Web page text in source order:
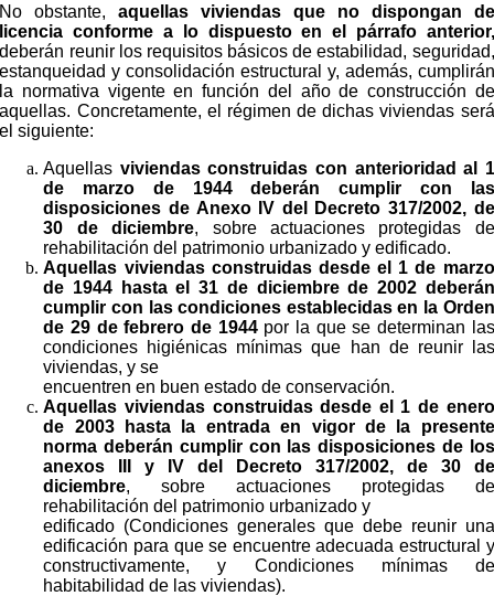
No obstante,aquellas viviendas que no dispongan de
licencia conforme a lo dispuesto en el párrafo anterior,
deberán reunir los requisitos básicos de estabilidad, seguridad,
estanqueidad y consolidación estructural y, además, cumplirán
la normativa vigente en función del año de construcción de
aquellas. Concretamente, el régimen de dichas viviendas será
el siguiente:
Aquellas viviendas construidas con anterioridad al 1
de marzo de 1944 deberán cumplir con las
disposiciones de Anexo IV del Decreto 317/2002, de
30 de diciembre, sobre actuaciones protegidas de
rehabilitación del patrimonio urbanizado y edificado.
Aquellas viviendas construidas desde el 1 de marzo
de 1944 hasta el 31 de diciembre de 2002 deberán
cumplir con las condiciones establecidas en la Orden
de 29 de febrero de 1944por la que se determinan las
condiciones higiénicas mínimas que han de reunir las
viviendas, y se
encuentren en buen estado de conservación.
Aquellas viviendas construidas desde el 1 de enero
de 2003 hasta la entrada en vigor de la presente
norma deberán cumplir con las disposiciones de los
anexos III y IV del Decreto 317/2002, de 30 de
diciembre, sobre actuaciones protegidas de
rehabilitación del patrimonio urbanizado y
edificado (Condiciones generales que debe reunir una
edificación para que se encuentre adecuada estructural y
constructivamente, y Condiciones mínimas de
habitabilidad de las viviendas).